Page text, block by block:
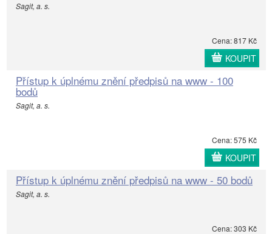
Sagit, a. s.
Cena: 817 Kč
KOUPIT
Přístup k úplnému znění předpisů na www - 100
bodů
Sagit, a. s.
Cena: 575 Kč
KOUPIT
Přístup k úplnému znění předpisů na www - 50 bodů
Sagit, a. s.
Cena: 303 Kč